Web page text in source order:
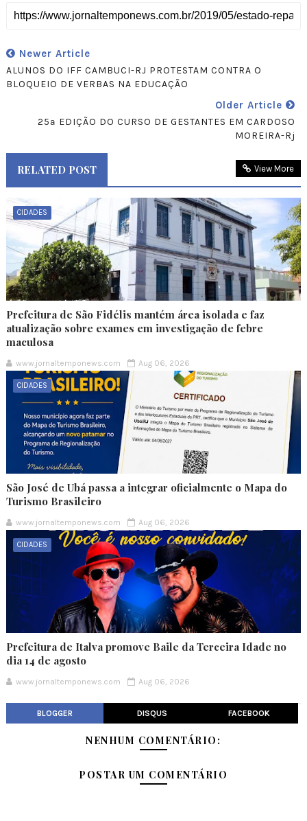
Newer Article
ALUNOS DO IFF CAMBUCI-RJ PROTESTAM CONTRA O
BLOQUEIO DE VERBAS NA EDUCAÇÃO
Older Article
25ª EDIÇÃO DO CURSO DE GESTANTES EM CARDOSO
MOREIRA-Rj
RELATED POST View More
CIDADES
Prefeitura de São Fidélis mantém área isolada e faz
atualização sobre exames em investigação de febre
maculosa
www.jornaltemponews.com Aug 06, 2026
CIDADES
São José de Ubá passa a integrar oficialmente o Mapa do
Turismo Brasileiro
www.jornaltemponews.com Aug 06, 2026
CIDADES
Prefeitura de Italva promove Baile da Terceira Idade no
dia 14 de agosto
www.jornaltemponews.com Aug 06, 2026
BLOGGER DISQUS FACEBOOK
NENHUM COMENTÁRIO:
POSTAR UM COMENTÁRIO